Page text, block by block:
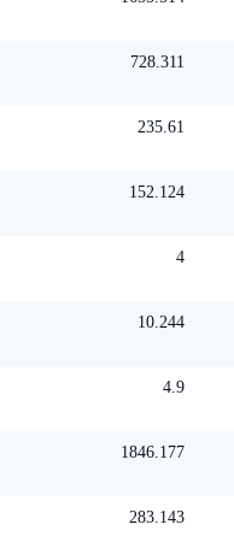
728.311
235.61
152.124
4
10.244
4.9
1846.177
283.143